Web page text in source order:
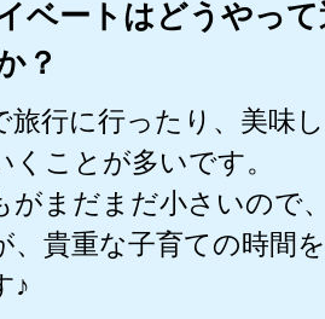
ベートはどうやっ
？
旅行に行ったり、美味
くことが多いです。
がまだまだ小さいので
、貴重な子育ての時間
♪